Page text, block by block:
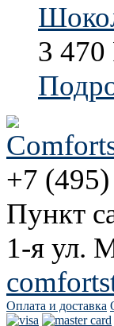
3 470
+7
Пункт
1-я ул.
Оплата и доставка